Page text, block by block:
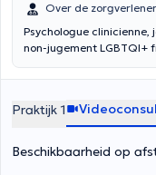
Over de zorgverlener
Psychologue clinicienne,
non-jugement
Praktijk 1
Beschikbaarheid op